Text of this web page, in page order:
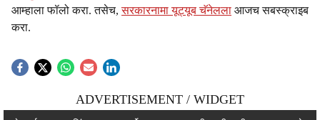
आम्हाला फॉलो करा. तसेच,सरकारनामा यूट्यूब चॅनेलला आजच सबस्क्राइब
करा.
ADVERTISEMENT / WIDGET